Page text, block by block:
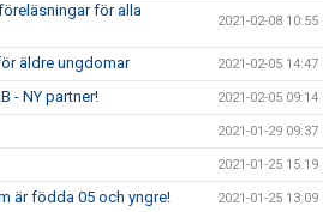
för alla
2021-02-08 10:55
äldre ungdomar 2021-02-05 14:47
- NY partner! 2021-02-05 09:14
2021-01-29 09:37
2021-01-25 15:19
är födda 05 och yngre! 2021-01-25 13:09